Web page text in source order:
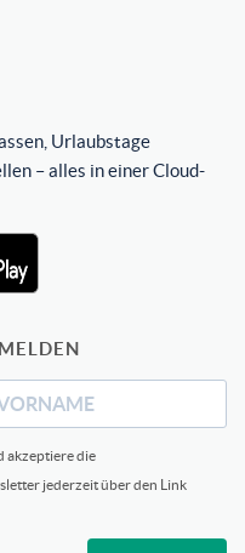
Urlaubstage
– alles in einer Cloud-
akzeptiere die
jederzeit über den Link